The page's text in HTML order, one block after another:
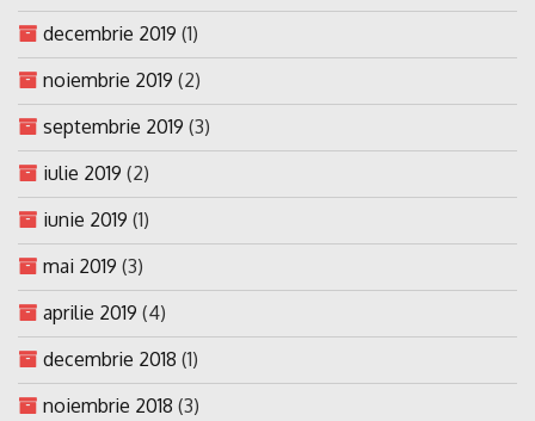
decembrie 2019 (1)
noiembrie 2019 (2)
septembrie 2019 (3)
iulie 2019 (2)
iunie 2019 (1)
mai 2019 (3)
aprilie 2019 (4)
decembrie 2018 (1)
noiembrie 2018 (3)